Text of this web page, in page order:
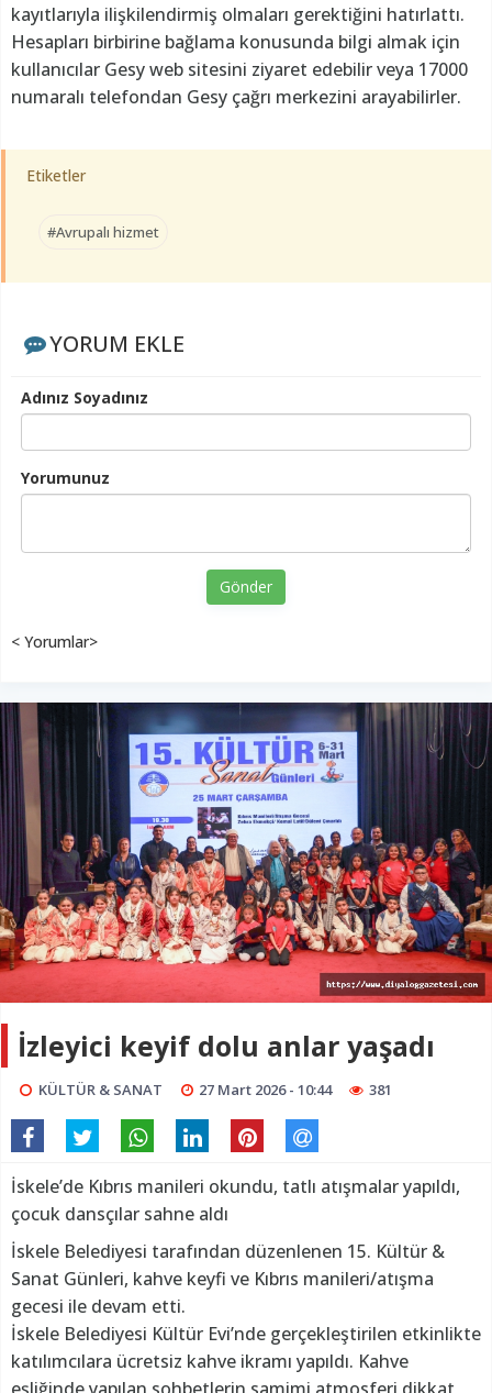
kayıtlarıyla ilişkilendirmiş olmaları gerektiğini hatırlattı.
Hesapları birbirine bağlama konusunda bilgi almak için
kullanıcılar Gesy web sitesini ziyaret edebilir veya 17000
numaralı telefondan Gesy çağrı merkezini arayabilirler.
Etiketler
#Avrupalı hizmet
YORUM EKLE
Adınız Soyadınız
Yorumunuz
Gönder
< Yorumlar>
İzleyici keyif dolu anlar yaşadı
KÜLTÜR & SANAT 27 Mart 2026 - 10:44 381
İskele’de Kıbrıs manileri okundu, tatlı atışmalar yapıldı,
çocuk dansçılar sahne aldı
İskele Belediyesi tarafından düzenlenen 15. Kültür &
Sanat Günleri, kahve keyfi ve Kıbrıs manileri/atışma
gecesi ile devam etti.
İskele Belediyesi Kültür Evi’nde gerçekleştirilen etkinlikte
katılımcılara ücretsiz kahve ikramı yapıldı. Kahve